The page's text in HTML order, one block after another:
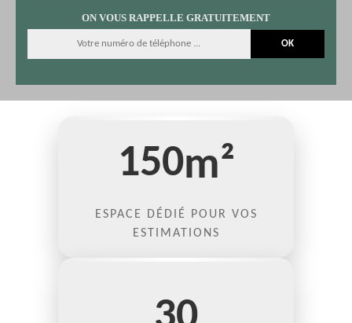
ON VOUS RAPPELLE GRATUITEMENT
150m²
ESPACE DÉDIÉ POUR VOS
ESTIMATIONS